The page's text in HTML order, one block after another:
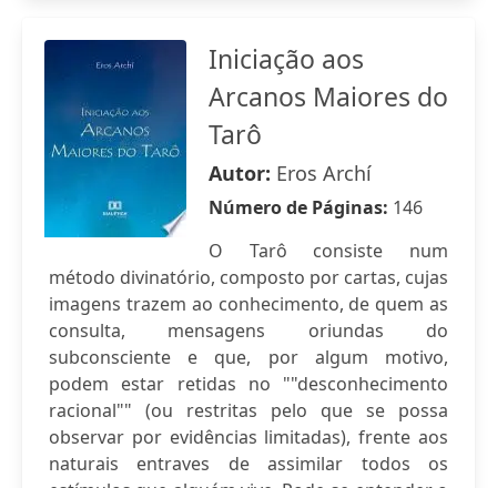
Iniciação aos
Arcanos Maiores do
Tarô
Autor: Eros Archí
Número de Páginas: 146
O Tarô consiste num
método divinatório, composto por cartas, cujas
imagens trazem ao conhecimento, de quem as
consulta, mensagens oriundas do
subconsciente e que, por algum motivo,
podem estar retidas no ""desconhecimento
racional"" (ou restritas pelo que se possa
observar por evidências limitadas), frente aos
naturais entraves de assimilar todos os